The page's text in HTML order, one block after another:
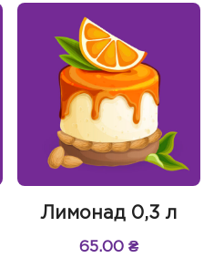
Лимонад 0,3 л
65.00₴